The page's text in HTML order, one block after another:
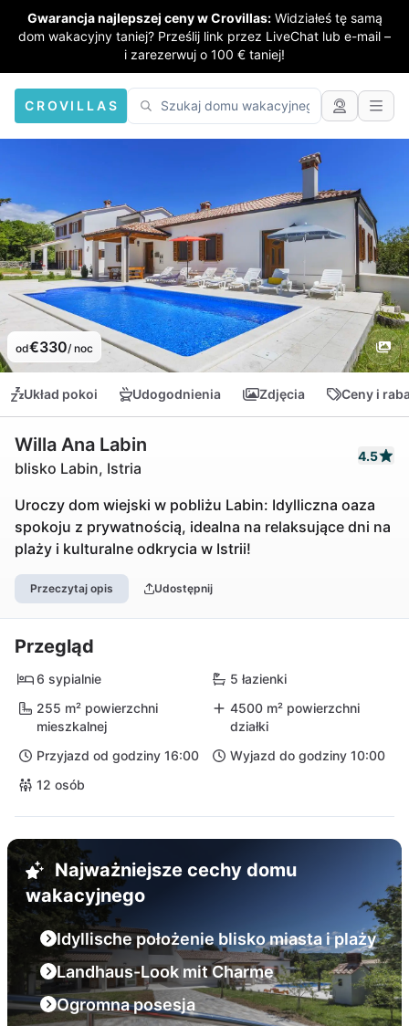
Gwarancja najlepszej ceny w Crovillas: Widziałeś tę samą
dom wakacyjny taniej? Prześlij link przez LiveChat lub e-mail –
i zarezerwuj o 100 € taniej!
CROVILLAS
od€330/ noc
Układ pokoi Udogodnienia Zdjęcia Ceny i
Willa Ana Labin
blisko Labin, Istria
4.5
Uroczy dom wiejski w pobliżu Labin: Idylliczna oaza
spokoju z prywatnością, idealna na relaksujące dni na
plaży i kulturalne odkrycia w Istrii!
Przeczytaj opis Udostępnij
Przegląd
6 sypialnie
5 łazienki
255 m² powierzchni
mieszkalnej
4500 m² powierzchni
działki
Przyjazd od godziny 16:00
Wyjazd do godziny 10:00
12 osób
Najważniejsze cechy domu
wakacyjnego
Idyllische położenie blisko miasta i plaży
Landhaus-Look mit Charme
Ogromna posesja